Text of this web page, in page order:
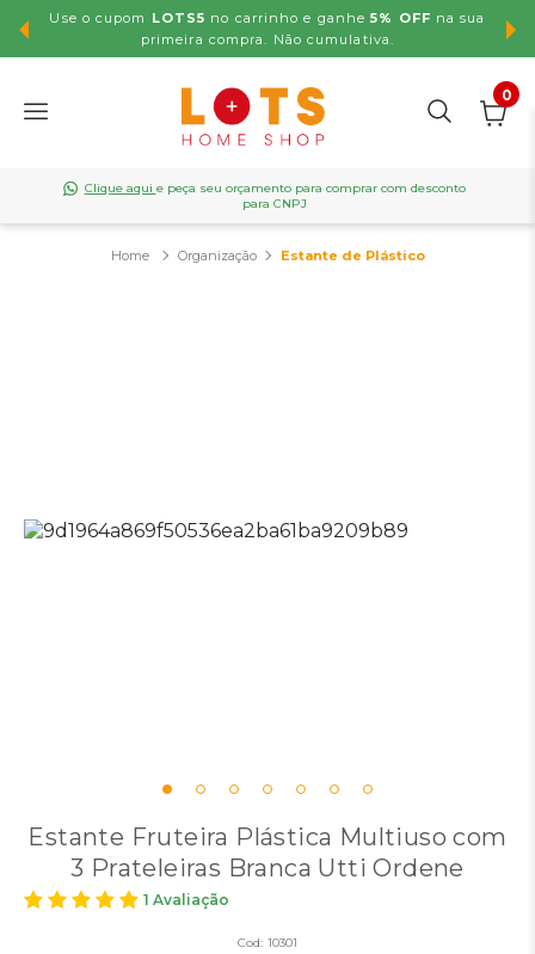
Use o cupom LOTS5 no carrinho e ganhe5% OFF na sua
primeira compra. Não cumulativa.
0
Clique aqui e peça seu orçamento para comprar com desconto
para CNPJ
Organização Estante de Plástico
Estante Fruteira Plástica Multiuso com
3 Prateleiras Branca Utti Ordene
1 Avaliação
Cod: 10301